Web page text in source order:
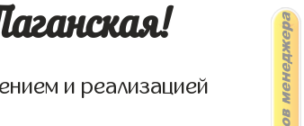
и реализацией